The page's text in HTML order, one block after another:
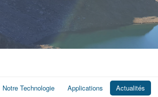
Notre Technologie Applications Actualités